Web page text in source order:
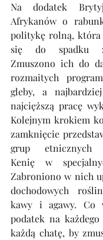
Na dodatek
Afrykanów o
politykę rolną, która
się do spadku
Zmuszono ich do
rozmaitych
gleby, a
najcięższą pracę
Kolejnym krokiem
zamknięcie
grup etnicznych
Kenię w
Zabroniono w nich
dochodowych
kawy i agawy. Co
podatek na
każdą chatę, by